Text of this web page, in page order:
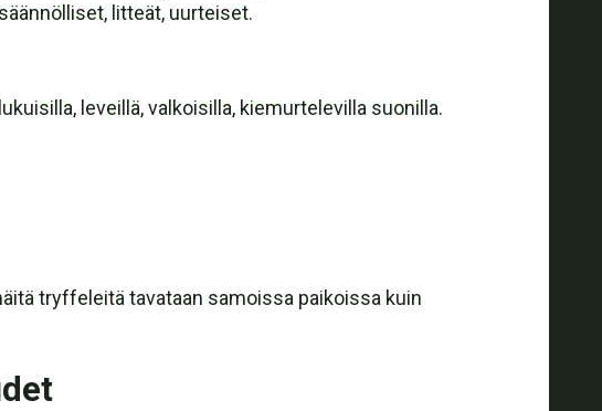
litteät, uurteiset.
leveillä, valkoisilla, kiemurtelevilla suonilla.
tryffeleitä tavataan samoissa paikoissa kuin